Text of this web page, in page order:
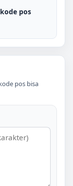
pos
pos bisa